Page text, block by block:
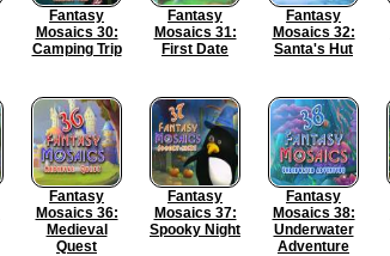
Fantasy
Mosaics 30:
Camping Trip
Fantasy
Mosaics 31:
First Date
Fantasy
Mosaics 32:
Santa's Hut
Fantasy
Mosaics 36:
Medieval
Quest
Fantasy
Mosaics 37:
Spooky Night
Fantasy
Mosaics 38:
Underwater
Adventure